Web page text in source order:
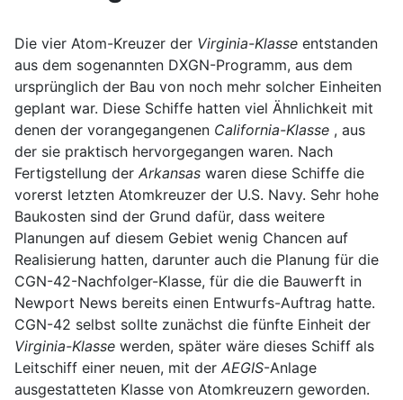
Die vier Atom-Kreuzer der Virginia-Klasse entstanden
aus dem sogenannten DXGN-Programm, aus dem
ursprünglich der Bau von noch mehr solcher Einheiten
geplant war. Diese Schiffe hatten viel Ähnlichkeit mit
denen der vorangegangenen California-Klasse , aus
der sie praktisch hervorgegangen waren. Nach
Fertigstellung der Arkansas waren diese Schiffe die
vorerst letzten Atomkreuzer der U.S. Navy. Sehr hohe
Baukosten sind der Grund dafür, dass weitere
Planungen auf diesem Gebiet wenig Chancen auf
Realisierung hatten, darunter auch die Planung für die
CGN-42-Nachfolger-Klasse, für die die Bauwerft in
Newport News bereits einen Entwurfs-Auftrag hatte.
CGN-42 selbst sollte zunächst die fünfte Einheit der
Virginia-Klasse werden, später wäre dieses Schiff als
Leitschiff einer neuen, mit der AEGIS-Anlage
ausgestatteten Klasse von Atomkreuzern geworden.